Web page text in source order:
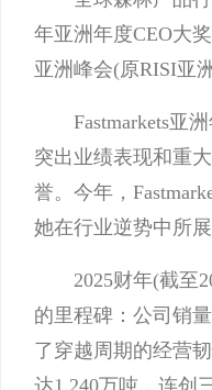
年亚洲年度CEO大
亚洲峰会(原RISI亚
Fastmarkets亚洲
突出业绩表现和重
誉。今年，
她在行业逆势中所
2025财年(截至
的里程碑：公司销
了穿越周期的经营
达1.240万吨，连创